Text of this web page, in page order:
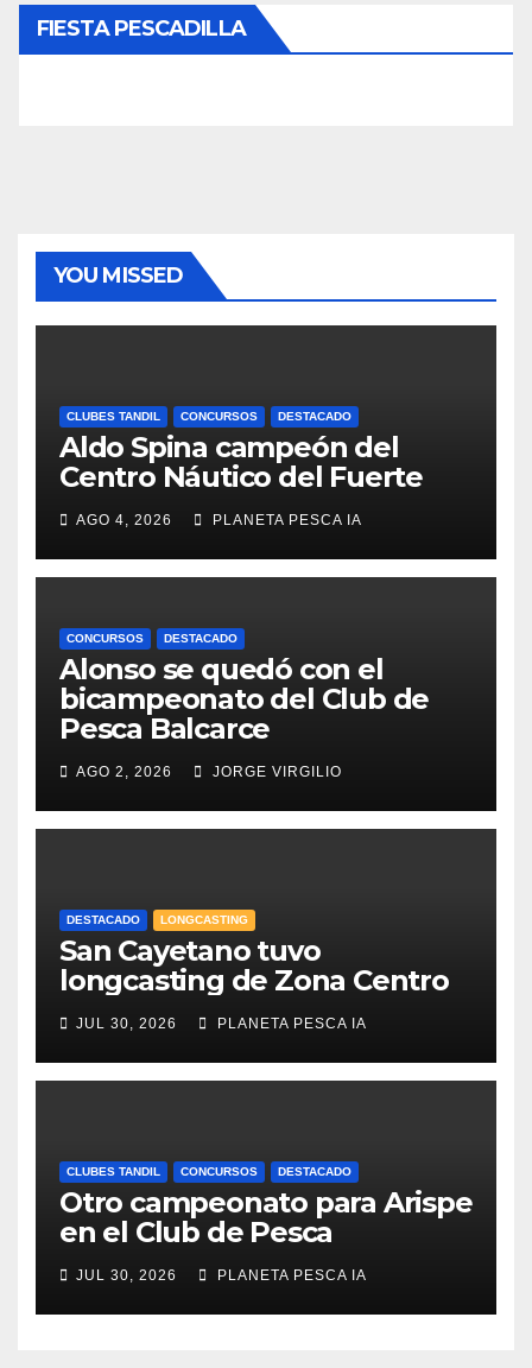
FIESTA PESCADILLA
YOU MISSED
CLUBES TANDIL CONCURSOS DESTACADO
Aldo Spina campeón del
Centro Náutico del Fuerte
AGO 4, 2026 PLANETA PESCA IA
CONCURSOS DESTACADO
Alonso se quedó con el
bicampeonato del Club de
Pesca Balcarce
AGO 2, 2026 JORGE VIRGILIO
DESTACADO LONGCASTING
San Cayetano tuvo
longcasting de Zona Centro
JUL 30, 2026 PLANETA PESCA IA
CLUBES TANDIL CONCURSOS DESTACADO
Otro campeonato para Arispe
en el Club de Pesca
JUL 30, 2026 PLANETA PESCA IA